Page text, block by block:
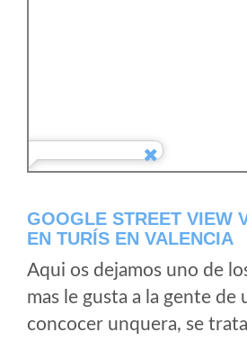
GOOGLE STREET VIEW
EN TURÍS EN VALENCIA
Aqui os dejamos uno de
mas le gusta a la gente de
concocer unquera, se